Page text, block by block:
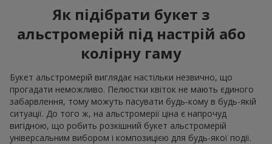
Як підібрати букет з
альстромерій під настрій або
колірну гаму
Букет альстромерій виглядає настільки незвично, що
прогадати неможливо. Пелюстки квіток не мають єдиного
забарвлення, тому можуть пасувати будь-кому в будь-якій
ситуації. До того ж, на альстромерії ціна є напрочуд
вигідною, що робить розкішний букет альстромерій
універсальним вибором і композицією для будь-якої події.